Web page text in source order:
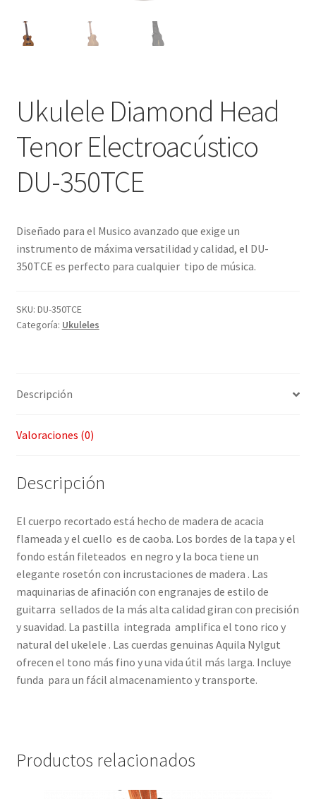
Ukulele Diamond Head
Tenor Electroacústico
DU-350TCE
Diseñado para el Musico avanzado que exige un
instrumento de máxima versatilidad y calidad, el DU-
350TCE es perfecto para cualquier tipo de música.
SKU: DU-350TCE
Categoría: Ukuleles
Descripción
Valoraciones (0)
Descripción
El cuerpo recortado está hecho de madera de acacia
flameada y el cuello es de caoba. Los bordes de la tapa y el
fondo están fileteados en negro y la boca tiene un
elegante rosetón con incrustaciones de madera . Las
maquinarias de afinación con engranajes de estilo de
guitarra sellados de la más alta calidad giran con precisión
y suavidad. La pastilla integrada amplifica el tono rico y
natural del ukelele . Las cuerdas genuinas Aquila Nylgut
ofrecen el tono más fino y una vida útil más larga. Incluye
funda para un fácil almacenamiento y transporte.
Productos relacionados